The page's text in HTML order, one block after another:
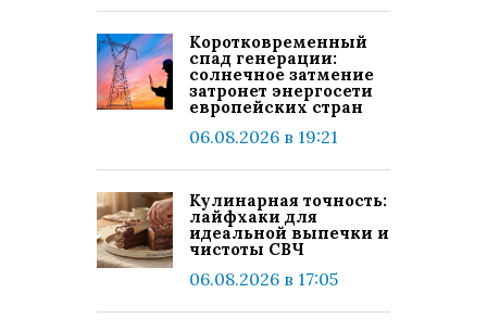
Коротковременный
спад генерации:
солнечное затмение
затронет энергосети
европейских стран
06.08.2026 в 19:21
Кулинарная точность:
лайфхаки для
идеальной выпечки и
чистоты СВЧ
06.08.2026 в 17:05